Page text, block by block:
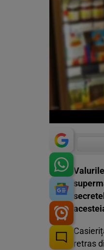
retras